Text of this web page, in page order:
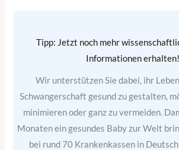
Tipp: Jetzt noch mehr
Informationen erhalten!
Wir unterstützen Sie dabei, ihr
Schwangerschaft gesund zu gestalten,
minimieren oder ganz zu vermeiden.
Monaten ein gesundes Baby zur Welt
bei rund 70 Krankenkassen in